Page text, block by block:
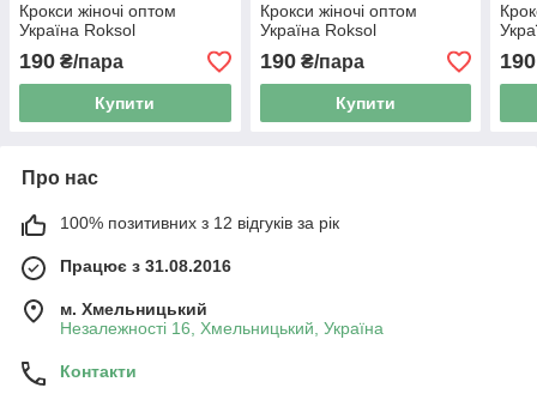
Крокси жіночі оптом
Україна Roksol
190 ₴/пара
Купити
Крокси жіночі оптом
Україна Roksol
190₴/пара
Купити
190
Про нас
100% позитивних з 12 відгуків за рік
Працює з 31.08.2016
м. Хмельницький
Незалежності 16, Хмельницький, Україна
Контакти